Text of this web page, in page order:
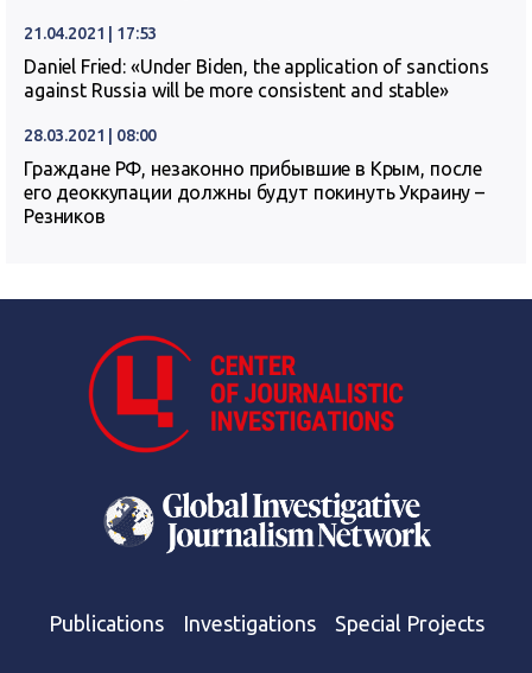
21.04.2021 | 17:53
Daniel Fried: «Under Biden, the application of sanctions
against Russia will be more consistent and stable»
28.03.2021 | 08:00
Граждане РФ, незаконно прибывшие в Крым, после
его деоккупации должны будут покинуть Украину –
Резников
Publications Investigations Special Projects